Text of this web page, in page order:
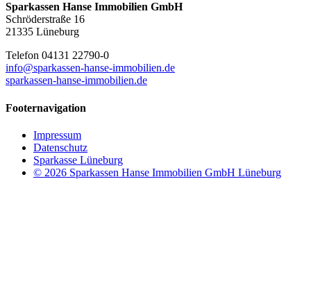
Sparkassen Hanse Immobilien GmbH
Schröderstraße 16
21335 Lüneburg
Telefon 04131 22790-0
info@sparkassen-hanse-immobilien.de
sparkassen-hanse-immobilien.de
Footernavigation
Impressum
Datenschutz
Sparkasse Lüneburg
© 2026 Sparkassen Hanse Immobilien GmbH Lüneburg